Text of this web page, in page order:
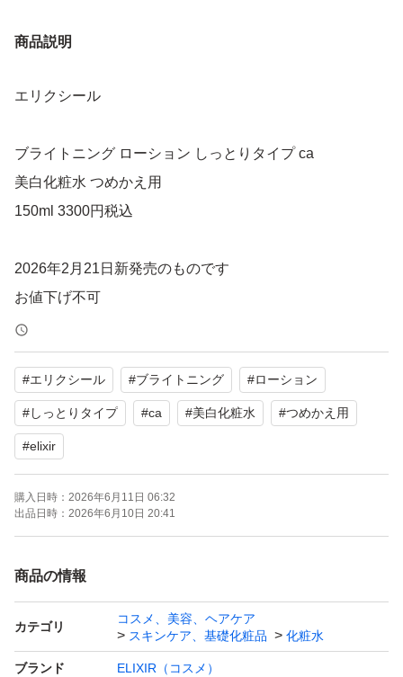
商品説明
エリクシール
ブライトニング ローション しっとりタイプ ca
美白化粧水 つめかえ用
150ml 3300円税込
2026年2月21日新発売のものです
#エリクシール #ブライトニング #ローション
#しっとりタイプ #ca #美白化粧水 #つめかえ用
#elixir
購入日時： 2026年6月11日 06:32
出品日時： 2026年6月10日 20:41
商品の情報
カテゴリ
コスメ、美容、ヘアケア
スキンケア、基礎化粧品
化粧水
ブランド ELIXIR（コスメ）